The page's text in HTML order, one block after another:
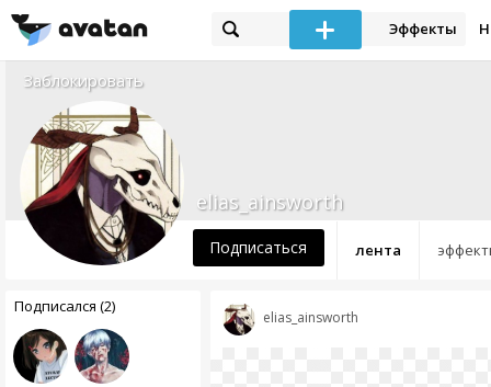
Эффекты
Заблокировать
лента
elias_ainsworth
Подписаться
Подписался (2)
elias_ainsworth